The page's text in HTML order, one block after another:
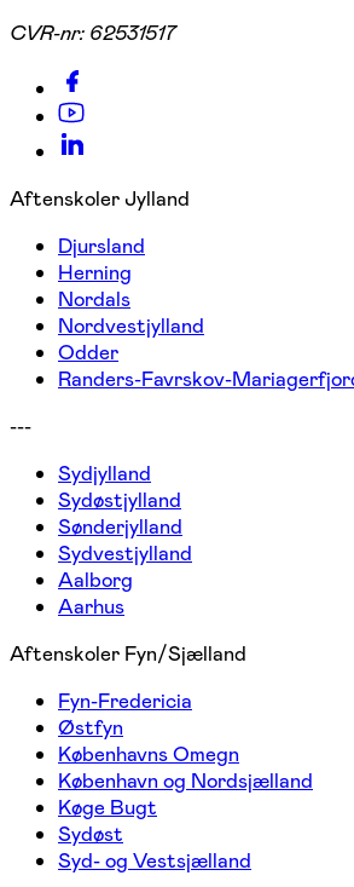
CVR-nr: 62531517
Aftenskoler Jylland
Djursland
Herning
Nordals
Nordvestjylland
Odder
Randers-Favrskov-
---
Sydjylland
Sydøstjylland
Sønderjylland
Sydvestjylland
Aalborg
Aarhus
Aftenskoler Fyn/Sjælland
Fyn-Fredericia
Østfyn
Københavns Omegn
København og Nordsjælland
Køge Bugt
Sydøst
Syd- og Vestsjælland